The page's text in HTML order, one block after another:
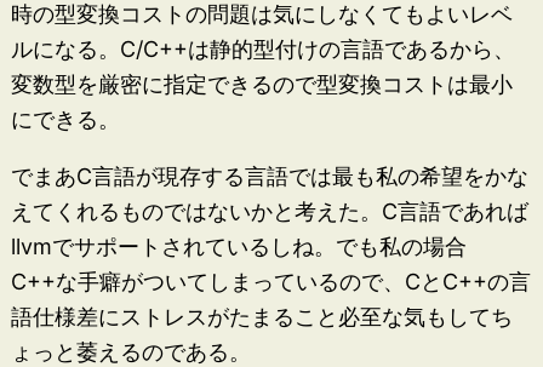
時の型変換コストの問題は気にしなくてもよいレベ
ルになる。C/C++は静的型付けの言語であるから、
変数型を厳密に指定できるので型変換コストは最小
にできる。
でまあC言語が現存する言語では最も私の希望をかな
えてくれるものではないかと考えた。C言語であれば
llvmでサポートされているしね。でも私の場合
C++な手癖がついてしまっているので、CとC++の言
語仕様差にストレスがたまること必至な気もしてち
ょっと萎えるのである。